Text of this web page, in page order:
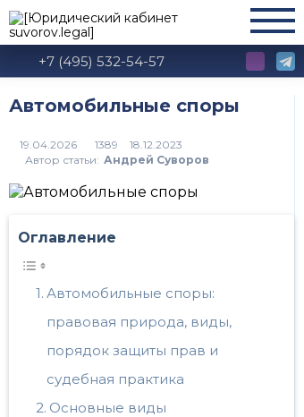
+7 (495) 532-54-57
Автомобильные споры
1389
Автор статьи: Андрей Суворов
Оглавление
Автомобильные споры:
правовая природа, виды,
порядок защиты прав и
судебная практика
Основные виды